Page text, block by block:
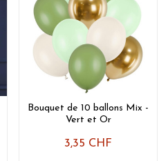
Bouquet de 10 ballons Mix -
Vert et Or
3,35 CHF